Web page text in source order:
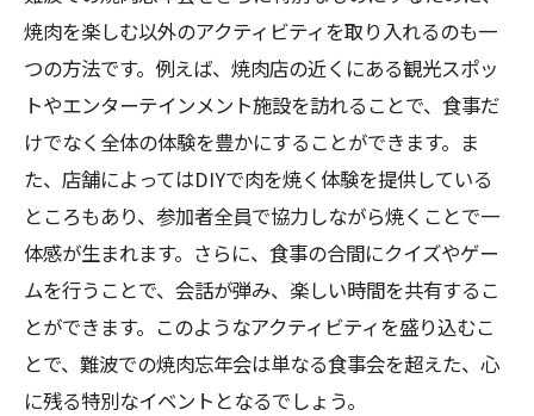
焼肉を楽しむ以外のアクティビティを取り入れるのも一
つの方法です。例えば、焼肉店の近くにある観光スポッ
トやエンターテインメント施設を訪れることで、食事だ
けでなく全体の体験を豊かにすることができます。ま
た、店舗によってはDIYで肉を焼く体験を提供している
ところもあり、参加者全員で協力しながら焼くことで一
体感が生まれます。さらに、食事の合間にクイズやゲー
ムを行うことで、会話が弾み、楽しい時間を共有するこ
とができます。このようなアクティビティを盛り込むこ
とで、難波での焼肉忘年会は単なる食事会を超えた、心
に残る特別なイベントとなるでしょう。